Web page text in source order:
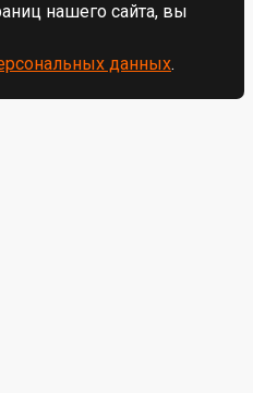
нашего сайта, вы
данных.